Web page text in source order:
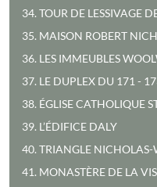
34. TOUR DE LESSIVAGE
35. MAISON ROBERT
36. LES IMMEUBLES
37. LE DUPLEX DU 171 -
38. ÉGLISE CATHOLIQUE
39. L’ÉDIFICE DALY
40. TRIANGLE NICHOLAS-
41. MONASTÈRE DE LA